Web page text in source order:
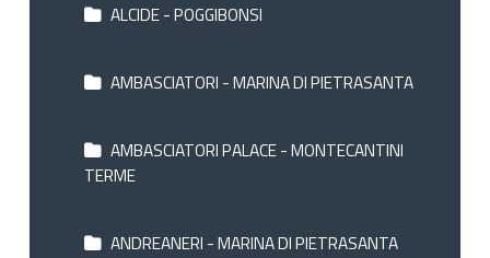
ALCIDE - POGGIBONSI
AMBASCIATORI - MARINA DI PIETRASANTA
AMBASCIATORI PALACE - MONTECANTINI
TERME
ANDREANERI - MARINA DI PIETRASANTA